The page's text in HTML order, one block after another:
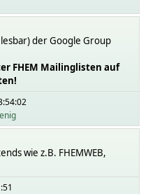
der Google Group
FHEM Mailinglisten auf
wie z.B. FHEMWEB,